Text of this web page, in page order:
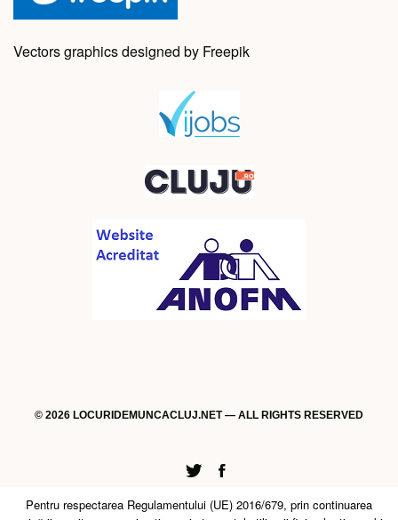
Vectors graphics designed by Freepik
© 2026 LOCURIDEMUNCACLUJ.NET — ALL RIGHTS RESERVED
Twitter
Facebook
Pentru respectarea Regulamentului (UE) 2016/679, prin continuarea